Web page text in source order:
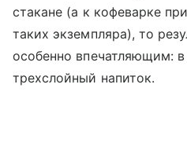
стакане (а к кофеварке
таких экземпляра), то
особенно впечатляющим:
трехслойный напиток.